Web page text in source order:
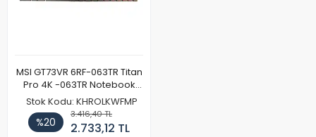
MSI GT73VR 6RF-063TR Titan
Pro 4K -063TR Notebook
Klavye Işıklı Kırmızı
Stok Kodu: KHROLKWFMP
%20
3.416,40 TL
2.733,12 TL